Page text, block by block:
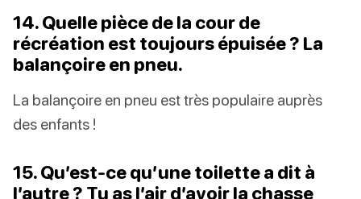
14. Quelle pièce de la cour de
récréation est toujours épuisée ? La
balançoire en pneu.
La balançoire en pneu est très populaire auprès
des enfants !
15. Qu’est-ce qu’une toilette a dit à
l’autre ? Tu as l’air d’avoir la chasse